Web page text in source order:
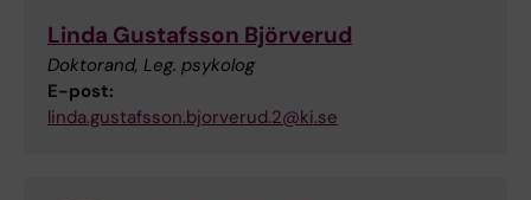
Linda Gustafsson Björverud
Doktorand, Leg. psykolog
E-post:
linda.gustafsson.bjorverud.2@ki.se